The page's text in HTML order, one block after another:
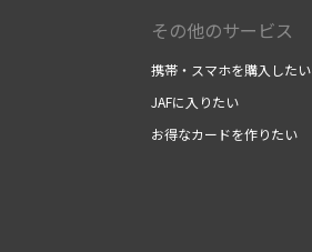
その他のサービス
携帯・スマホを購入したい
JAFに入りたい
お得なカードを作りたい